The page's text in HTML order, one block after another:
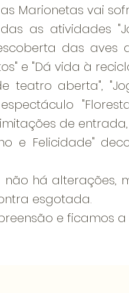
Marionetas vai
as atividades
das aves
e "Dá vida à
teatro aberta",
de
e Felicidade"
há alterações,
esgotada.
e ficamos